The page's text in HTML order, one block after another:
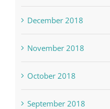
December 2018
November 2018
October 2018
September 2018